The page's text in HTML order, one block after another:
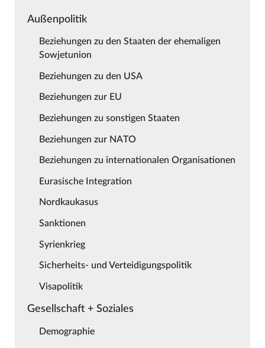
Außenpolitik
Beziehungen zu den Staaten der ehemaligen
Sowjetunion
Beziehungen zu den USA
Beziehungen zur EU
Beziehungen zu sonstigen Staaten
Beziehungen zur NATO
Beziehungen zu internationalen Organisationen
Eurasische Integration
Nordkaukasus
Sanktionen
Syrienkrieg
Sicherheits- und Verteidigungspolitik
Visapolitik
Gesellschaft + Soziales
Demographie